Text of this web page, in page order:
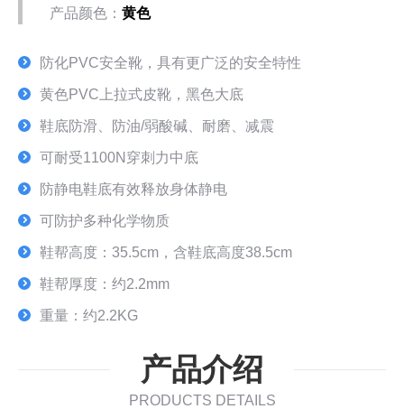
产品颜色： 黄色
防化PVC安全靴，具有更广泛的安全特性
黄色PVC上拉式皮靴，黑色大底
鞋底防滑、防油/弱酸碱、耐磨、减震
可耐受1100N穿刺力中底
防静电鞋底有效释放身体静电
可防护多种化学物质
鞋帮高度：35.5cm，含鞋底高度38.5cm
鞋帮厚度：约2.2mm
重量：约2.2KG
产品介绍
PRODUCTS DETAILS